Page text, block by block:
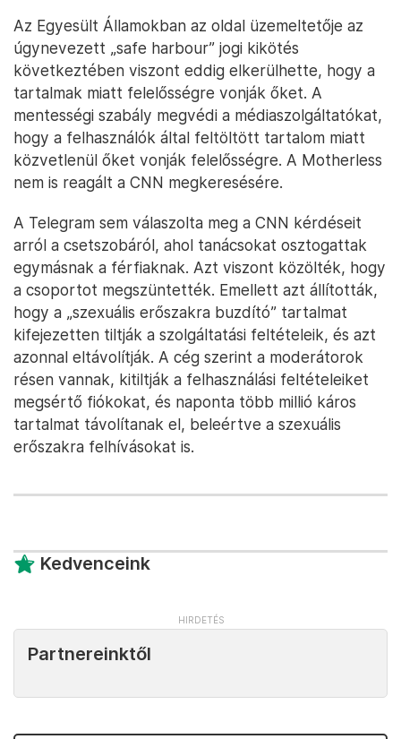
Az Egyesült Államokban az oldal üzemeltetője az
úgynevezett „safe harbour” jogi kikötés
következtében viszont eddig elkerülhette, hogy a
tartalmak miatt felelősségre vonják őket. A
mentességi szabály megvédi a médiaszolgáltatókat,
hogy a felhasználók által feltöltött tartalom miatt
közvetlenül őket vonják felelősségre. A Motherless
nem is reagált a CNN megkeresésére.
A Telegram sem válaszolta meg a CNN kérdéseit
arról a csetszobáról, ahol tanácsokat osztogattak
egymásnak a férfiaknak. Azt viszont közölték, hogy
a csoportot megszüntették. Emellett azt állították,
hogy a „szexuális erőszakra buzdító” tartalmat
kifejezetten tiltják a szolgáltatási feltételeik, és azt
azonnal eltávolítják. A cég szerint a moderátorok
résen vannak, kitiltják a felhasználási feltételeiket
megsértő fiókokat, és naponta több millió káros
tartalmat távolítanak el, beleértve a szexuális
erőszakra felhívásokat is.
Kedvenceink
Partnereinktől